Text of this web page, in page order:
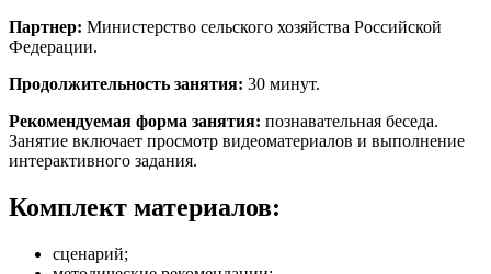
Партнер: Министерство сельского хозяйства Российской
Федерации.
Продолжительность занятия: 30 минут.
Рекомендуемая форма занятия: познавательная беседа.
Занятие включает просмотр видеоматериалов и выполнение
интерактивного задания.
Комплект материалов:
сценарий;